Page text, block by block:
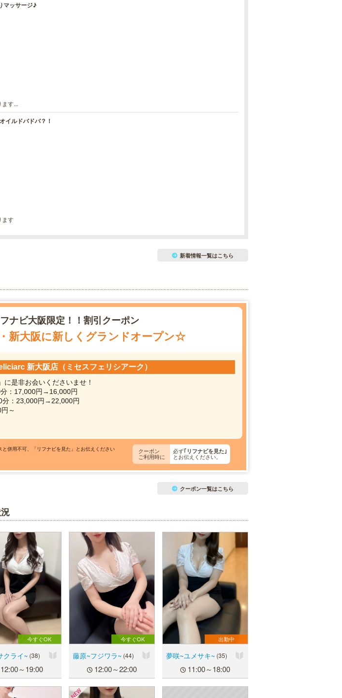
マッサージ♪
す...
イルドバドバ？！
ます
新着情報一覧はこちら
ナビ大阪限定！！割引クーポン
新大阪に新しくグランドオープン☆
新大阪店（ミセスフェリシアーク）
是非お会いくださいませ！
：17,000円→16,000円
：23,000円→22,000円
～
と併用不可、「リフナビを見た」とお伝えください
クーポン
ご利用時に
必ず｢リフナビを見た｣
とお伝えください。
クーポン一覧はこちら
今すぐOK
クライ~ (38)
12:00～19:00
今すぐOK
藤原~フジワラ~ (44)
12:00～22:00
出勤中
夢咲~ユメサキ~ (35)
11:00～18:00